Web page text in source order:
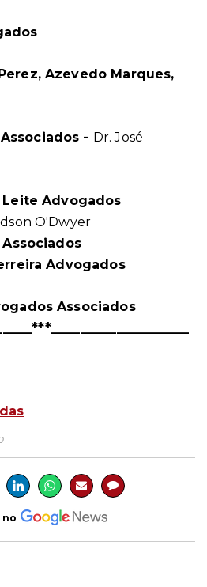
Azevedo Marques,
- Dr. José
Advogados
O'Dwyer
Advogados
Associados
no